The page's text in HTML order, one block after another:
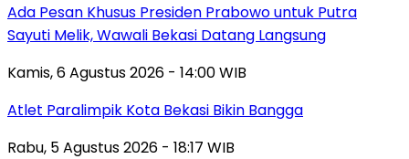
Ada Pesan Khusus Presiden Prabowo untuk Putra
Sayuti Melik, Wawali Bekasi Datang Langsung
Kamis, 6 Agustus 2026 - 14:00 WIB
Atlet Paralimpik Kota Bekasi Bikin Bangga
Rabu, 5 Agustus 2026 - 18:17 WIB